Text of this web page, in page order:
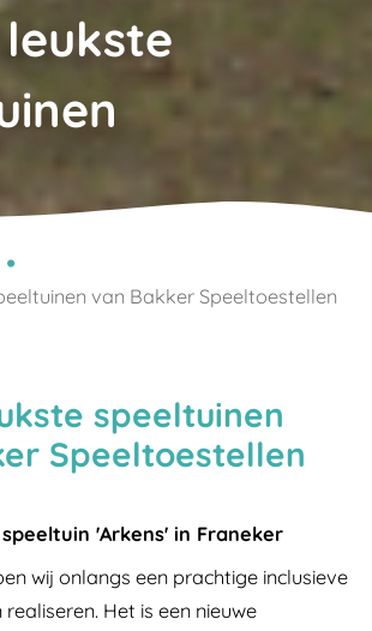
leukste
van Bakker Speeltoestellen
speeltuinen
Speeltoestellen
speeltuin 'Arkens' in Franeker
wij onlangs een prachtige inclusieve
Het is een nieuwe